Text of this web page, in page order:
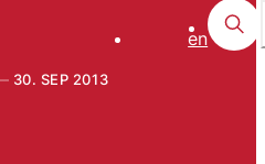
en
30. SEP 2013